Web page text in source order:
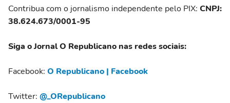
Contribua com o jornalismo independente pelo PIX: CNPJ:
38.624.673/0001-95
Siga o Jornal O Republicano nas redes sociais:
Facebook: O Republicano | Facebook
Twitter: @_ORepublicano